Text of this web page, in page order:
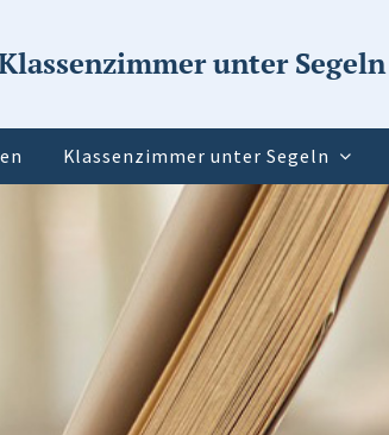
unter Segeln
Klassenzimmer unter Segeln